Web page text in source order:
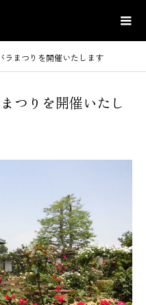
ラまつりを開催いたします
つりを開催いたし